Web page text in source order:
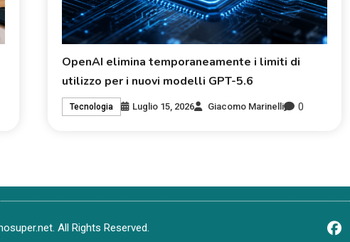
OpenAI elimina temporaneamente i limiti di
utilizzo per i nuovi modelli GPT-5.6
Tecnologia Luglio 15, 2026 Giacomo Marinelli 0
All Rights Reserved.